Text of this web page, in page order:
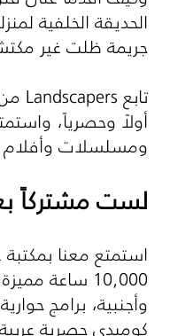
الحديقة الخلفية
جريمة ظلت غير
تابع Landscapers من HBO على
أولاً وحصرياً،
ومسلسلات وأفلام
لست مشتركاً
استمتع معنا
10,000 ساعة
وأجنبية، برامج
كوميدي حصرية